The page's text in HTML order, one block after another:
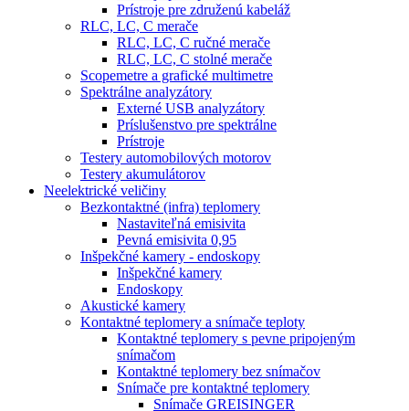
Prístroje pre združenú kabeláž
RLC, LC, C merače
RLC, LC, C ručné merače
RLC, LC, C stolné merače
Scopemetre a grafické multimetre
Spektrálne analyzátory
Externé USB analyzátory
Príslušenstvo pre spektrálne
Prístroje
Testery automobilových motorov
Testery akumulátorov
Neelektrické veličiny
Bezkontaktné (infra) teplomery
Nastaviteľná emisivita
Pevná emisivita 0,95
Inšpekčné kamery - endoskopy
Inšpekčné kamery
Endoskopy
Akustické kamery
Kontaktné teplomery a snímače teploty
Kontaktné teplomery s pevne pripojeným
snímačom
Kontaktné teplomery bez snímačov
Snímače pre kontaktné teplomery
Snímače GREISINGER